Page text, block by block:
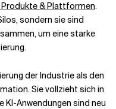
Produkte & Plattformen.
sondern sie sind
um eine starke
der Industrie als den
Sie vollzieht sich in
KI-Anwendungen sind neu